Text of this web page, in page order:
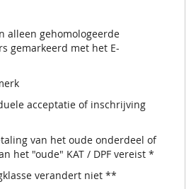
alleen gehomologeerde
gemarkeerd met het E-
acceptatie of inschrijving
van het oude onderdeel of
het "oude" KAT / DPF vereist *
verandert niet **